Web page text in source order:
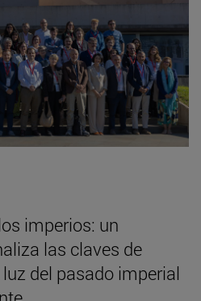
imperios: un
las claves de
del pasado imperial